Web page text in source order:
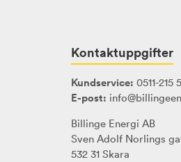
Kontaktuppgifter
Kundservice: 0511-215
E-post:
Billinge Energi AB
Sven Adolf Norlings
532 31 Skara